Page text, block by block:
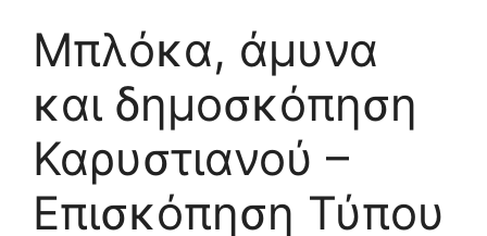
Μπλόκα, άμυνα
και δημοσκόπηση
Καρυστιανού –
Επισκόπηση Τύπου